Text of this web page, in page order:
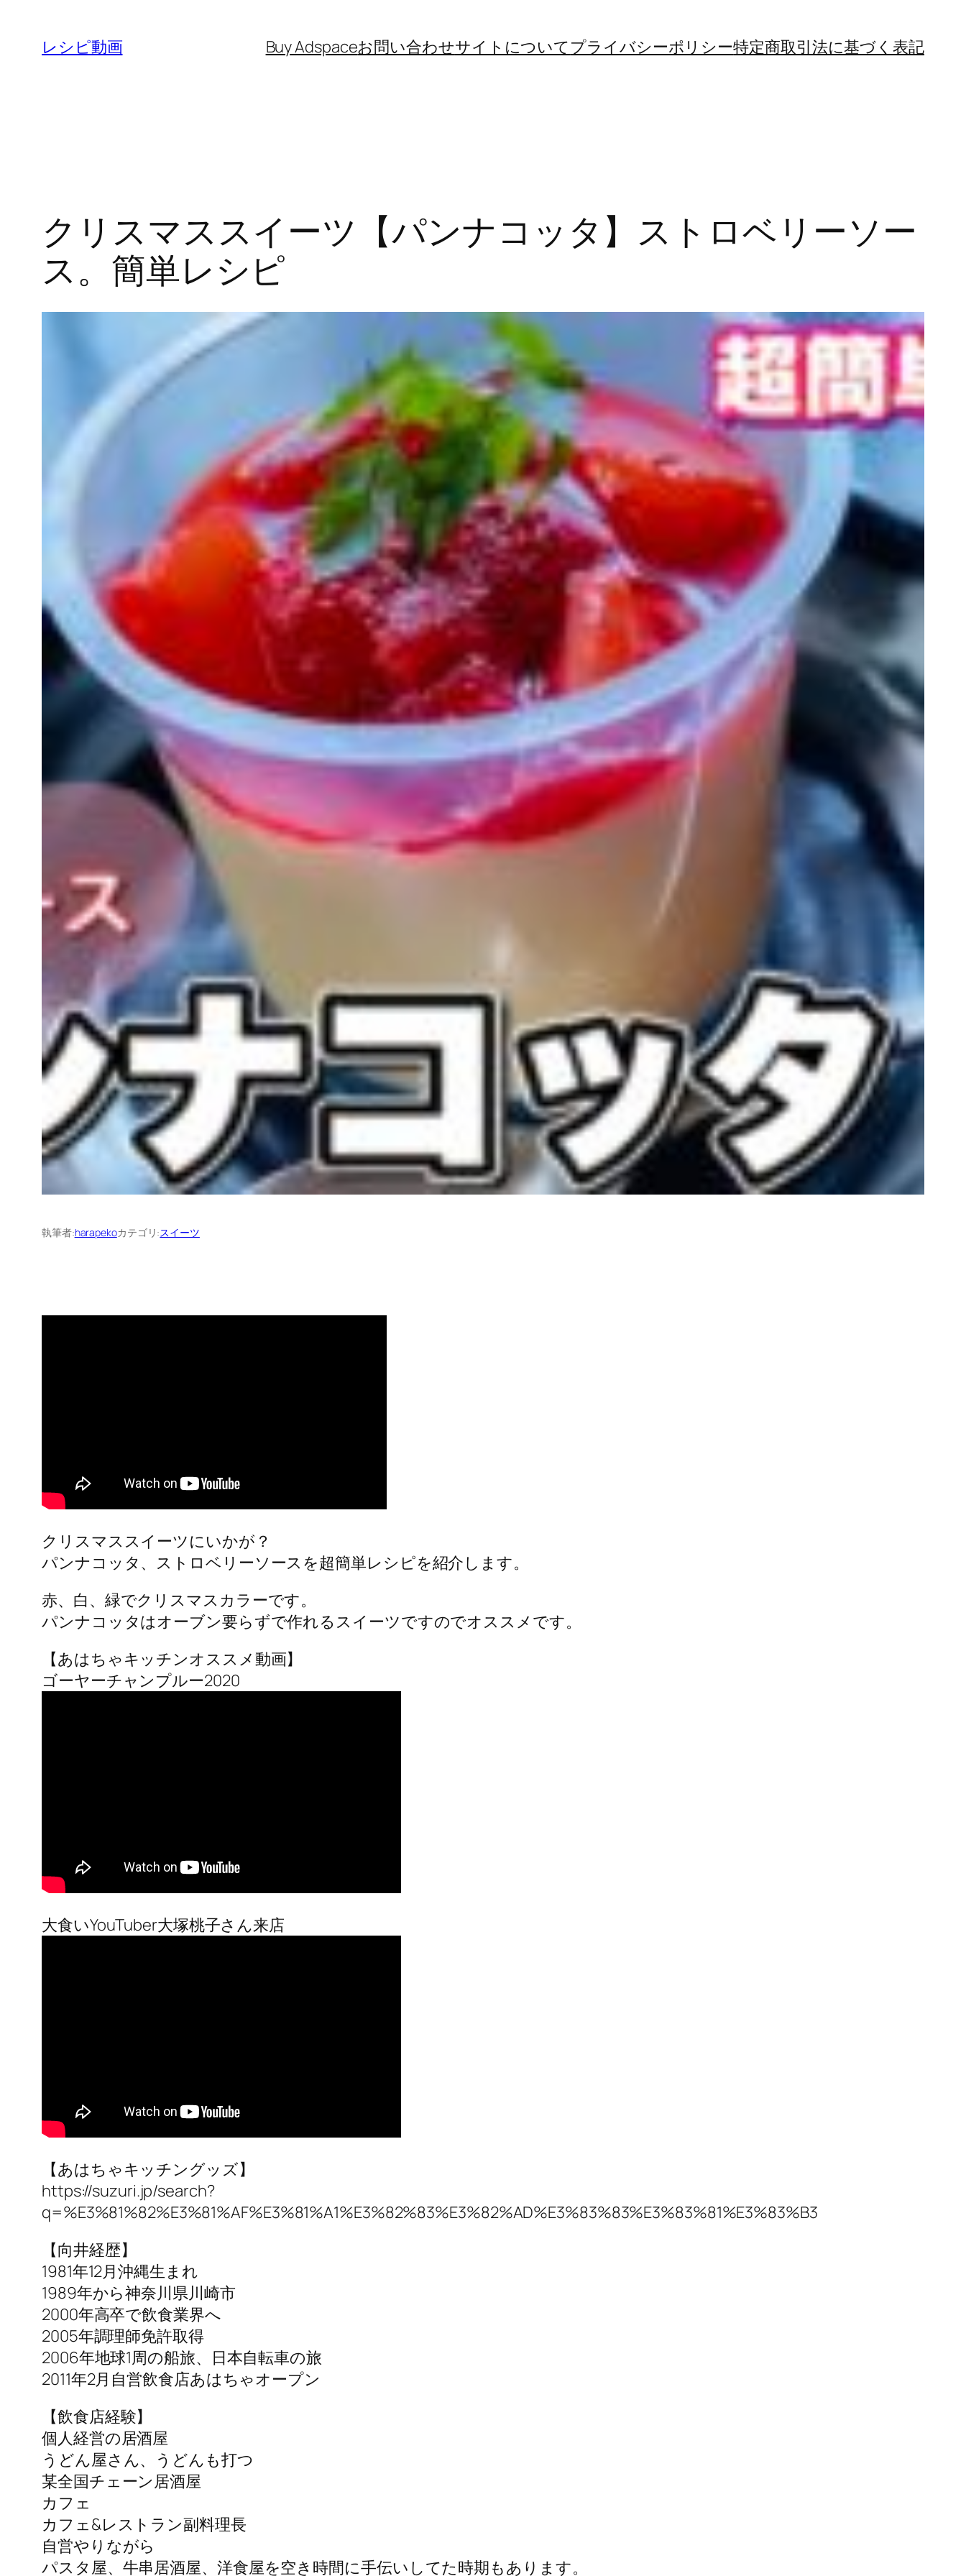
レシピ動画 Buy Adspaceお問い合わせサイトについてプライバシーポリシー特定商取引法に基づく表記
クリスマススイーツ【パンナコッタ】ストロベリーソー
ス。簡単レシピ
執筆者:harapekoカテゴリ:スイーツ
クリスマススイーツにいかが？
パンナコッタ、ストロベリーソースを超簡単レシピを紹介します。
赤、白、緑でクリスマスカラーです。
パンナコッタはオーブン要らずで作れるスイーツですのでオススメです。
【あはちゃキッチンオススメ動画】
ゴーヤーチャンプルー2020
大食いYouTuber大塚桃子さん来店
【あはちゃキッチングッズ】
https://suzuri.jp/search?
q=%E3%81%82%E3%81%AF%E3%81%A1%E3%82%83%E3%82%AD%E3%83%83%E3%83%81%E3%83%B3
【向井経歴】
1981年12月沖縄生まれ
1989年から神奈川県川崎市
2000年高卒で飲食業界へ
2005年調理師免許取得
2006年地球1周の船旅、日本自転車の旅
2011年2月自営飲食店あはちゃオープン
【飲食店経験】
個人経営の居酒屋
うどん屋さん、うどんも打つ
某全国チェーン居酒屋
カフェ
カフェ&レストラン副料理長
自営やりながら
パスタ屋、牛串居酒屋、洋食屋を空き時間に手伝いしてた時期もあります。